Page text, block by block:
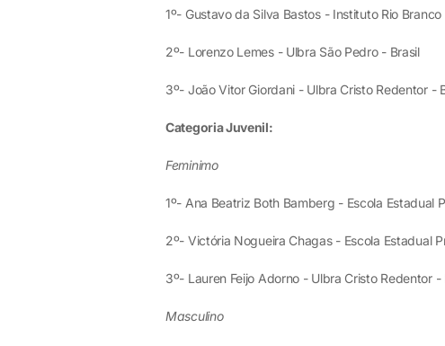
1º- Gustavo da Silva Bastos - Instituto Rio Branco
2º- Lorenzo Lemes - Ulbra São Pedro - Brasil
3º- João Vitor Giordani - Ulbra Cristo Redentor -
Categoria Juvenil:
Feminimo
1º- Ana Beatriz Both Bamberg - Escola Estadual
2º- Victória Nogueira Chagas - Escola Estadual
3º- Lauren Feijo Adorno - Ulbra Cristo Redentor -
Masculino